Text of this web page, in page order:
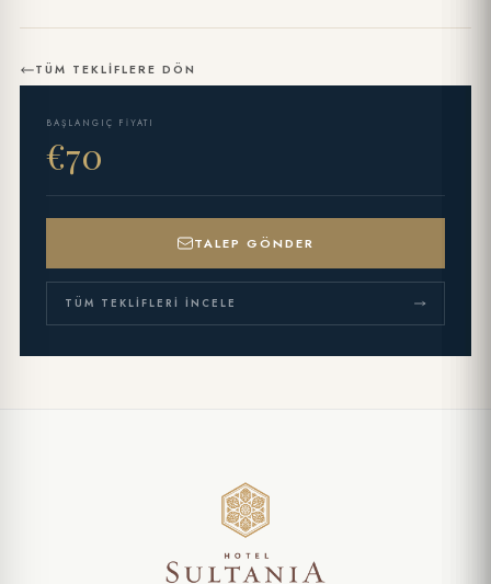
TÜM TEKLIFLERE DÖN
BAŞLANGIÇ FIYATI
€70
TALEP GÖNDER
TÜM TEKLIFLERI İNCELE
Türk Hamamı Deneyimi